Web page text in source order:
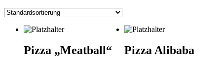
Pizza „Meatball“
Pizza Alibaba